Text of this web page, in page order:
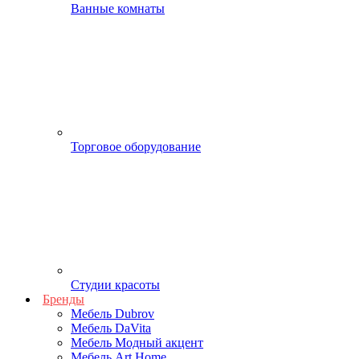
Ванные комнаты
Торговое оборудование
Студии красоты
Бренды
Мебель Dubrov
Мебель DaVita
Мебель Модный акцент